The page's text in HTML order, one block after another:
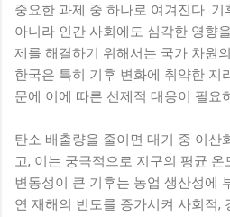
중요한 과제 중 하나로 여겨진다.
아니라 인간 사회에도 심각한 영향
제를 해결하기 위해서는 국가 차원
한국은 특히 기후 변화에 취약한 지
문에 이에 따른 선제적 대응이 필요
탄소 배출량을 줄이면 대기 중 이산
고, 이는 궁극적으로 지구의 평균
변동성이 큰 기후는 농업 생산성에
연 재해의 빈도를 증가시켜 사회적,